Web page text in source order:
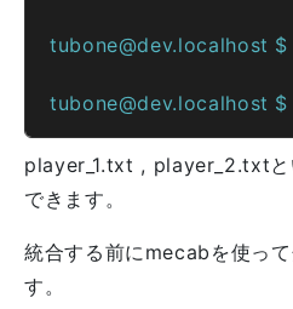
tubone@dev.localhost $
tubone@dev.localhost $
player_1.txt , player_2.txtと
できます。
統合する前にmecabを使っ
す。